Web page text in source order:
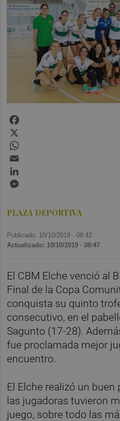
PLAZA DEPORTIVA
Publicado: 10/10/2019 ·08:42
Actualizado: 10/10/2019 · 08:47
El CBM Elche venció al
Final de la Copa
conquista su quinto
consecutivo, en el
Sagunto (17-28).
fue proclamada mejor
encuentro.
El Elche realizó un
las jugadoras tuvieron
juego, sobre todo las